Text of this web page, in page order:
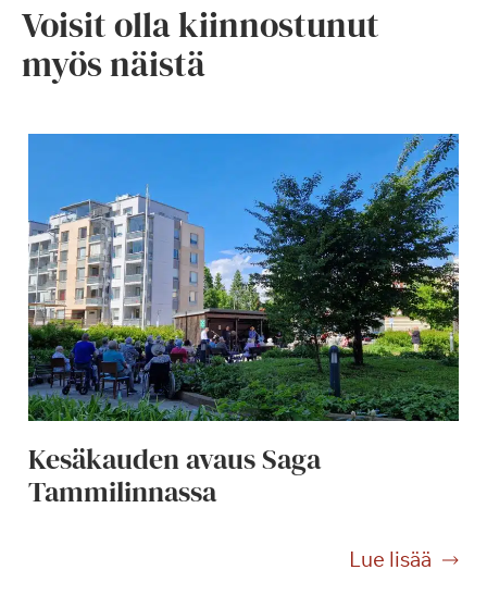
Voisit olla kiinnostunut
myös näistä
Kesäkauden avaus Saga
Tammilinnassa
Lue lisää
K